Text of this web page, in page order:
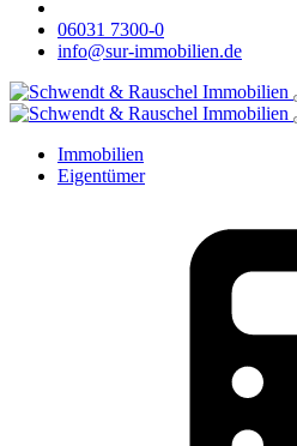
06031 7300-0
info@sur-immobilien.de
Immobilien
Eigentümer